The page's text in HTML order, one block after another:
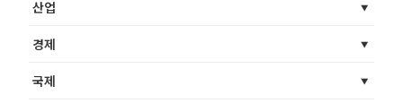
산업
경제
국제